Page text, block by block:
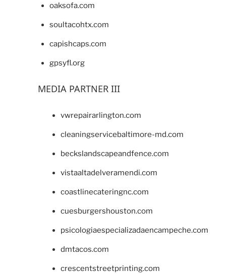
oaksofa.com
soultacohtx.com
capishcaps.com
gpsyfl.org
MEDIA PARTNER III
vwrepairarlington.com
cleaningservicebaltimore-md.com
beckslandscapeandfence.com
vistaaltadelveramendi.com
coastlinecateringnc.com
cuesburgershouston.com
psicologiaespecializadaencampeche.com
dmtacos.com
crescentstreetprinting.com